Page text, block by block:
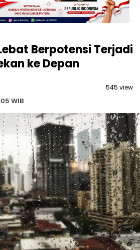
Berpotensi Terjadi
ke Depan
WIB
545 view